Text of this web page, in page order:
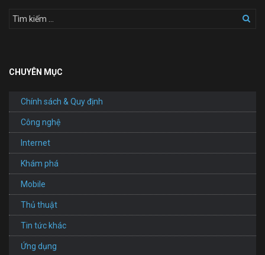
CHUYÊN MỤC
Chính sách & Quy định
Công nghệ
Internet
Khám phá
Mobile
Thủ thuật
Tin tức khác
Ứng dụng